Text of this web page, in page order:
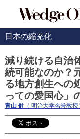
日本の縮充化
減り続ける自治
続可能なのか？
る地方創生への
っての愛国心」
青山 佾 （ 明治大学名誉教授）